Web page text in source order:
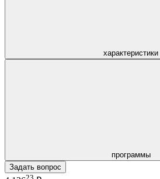
характеристики
программы
Задать вопрос